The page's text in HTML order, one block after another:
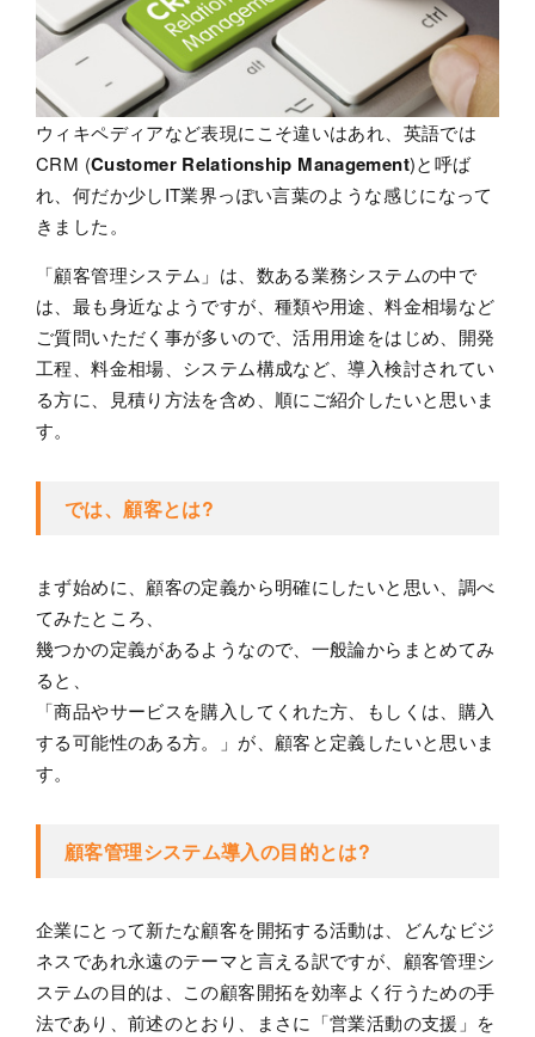
ウィキペディアなど表現にこそ違いはあれ、英語では
CRM (Customer Relationship Management)と呼ば
れ、何だか少しIT業界っぽい言葉のような感じになって
きました。
「顧客管理システム」は、数ある業務システムの中で
は、最も身近なようですが、種類や用途、料金相場など
ご質問いただく事が多いので、活用用途をはじめ、開発
工程、料金相場、システム構成など、導入検討されてい
る方に、見積り方法を含め、順にご紹介したいと思いま
す。
では、顧客とは?
まず始めに、顧客の定義から明確にしたいと思い、調べ
てみたところ、
幾つかの定義があるようなので、一般論からまとめてみ
ると、
「商品やサービスを購入してくれた方、もしくは、購入
する可能性のある方。」が、顧客と定義したいと思いま
す。
顧客管理システム導入の目的とは?
企業にとって新たな顧客を開拓する活動は、どんなビジ
ネスであれ永遠のテーマと言える訳ですが、顧客管理シ
ステムの目的は、この顧客開拓を効率よく行うための手
法であり、前述のとおり、まさに「営業活動の支援」を